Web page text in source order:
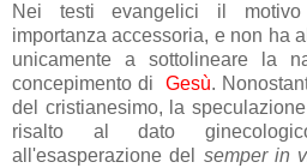
Nei testi evangelici il
importanza accessoria, e non ha
unicamente a sottolineare la
concepimento di Gesù.
del cristianesimo, la
risalto al dato
all'esasperazione del semper in